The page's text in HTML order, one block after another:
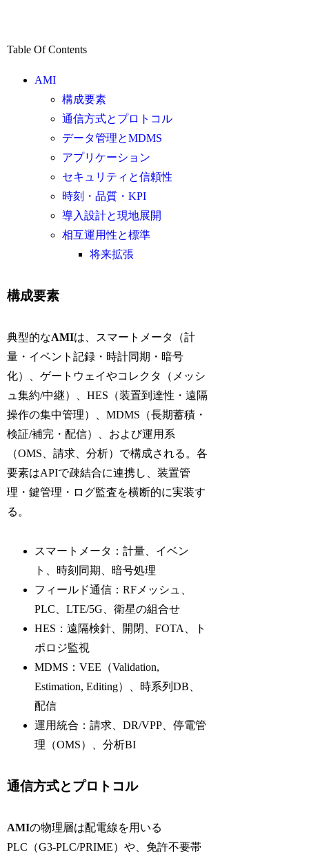
Table Of Contents
AMI
構成要素
通信方式とプロトコル
データ管理とMDMS
アプリケーション
セキュリティと信頼性
時刻・品質・KPI
導入設計と現地展開
相互運用性と標準
将来拡張
構成要素
典型的なAMIは、スマートメータ（計
量・イベント記録・時計同期・暗号
化）、ゲートウェイやコレクタ（メッシ
ュ集約/中継）、HES（装置到達性・遠隔
操作の集中管理）、MDMS（長期蓄積・
検証/補完・配信）、および運用系
（OMS、請求、分析）で構成される。各
要素はAPIで疎結合に連携し、装置管
理・鍵管理・ログ監査を横断的に実装す
る。
スマートメータ：計量、イベン
ト、時刻同期、暗号処理
フィールド通信：RFメッシュ、
PLC、LTE/5G、衛星の組合せ
HES：遠隔検針、開閉、FOTA、ト
ポロジ監視
MDMS：VEE（Validation,
Estimation, Editing）、時系列DB、
配信
運用統合：請求、DR/VPP、停電管
理（OMS）、分析BI
通信方式とプロトコル
AMIの物理層は配電線を用いる
PLC（G3-PLC/PRIME）や、免許不要帯